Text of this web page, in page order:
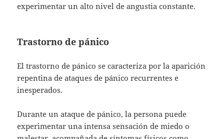
experimentar un alto nivel de angustia constante.
Trastorno de pánico
El trastorno de pánico se caracteriza por la aparición
repentina de ataques de pánico recurrentes e
inesperados.
Durante un ataque de pánico, la persona puede
experimentar una intensa sensación de miedo o